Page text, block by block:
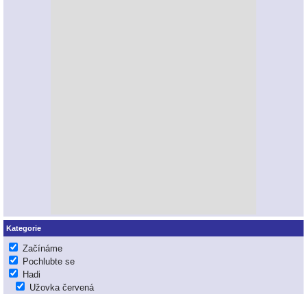
Kategorie
Začínáme
Pochlubte se
Hadi
Užovka červená